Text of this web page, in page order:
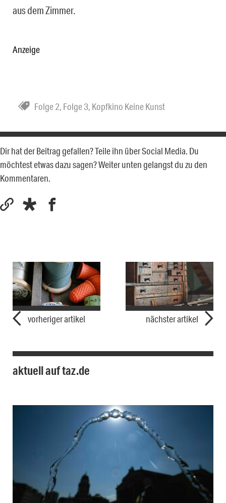
aus dem Zimmer.
Anzeige
Folge 2, Folge 3, Kopfkino Keine Kunst
Dir hat der Beitrag gefallen? Teile ihn über Social Media. Du
möchtest etwas dazu sagen? Weiter unten gelangst du zu den
Kommentaren.
vorheriger artikel nächster artikel
aktuell auf taz.de